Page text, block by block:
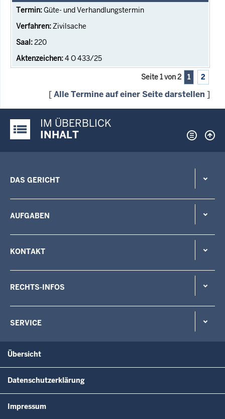
Güte- und Verhandlungstermin
Zivilsache
220
4 O 433/25
Seite 1 von 2 1 2
[Alle Termine auf einer Seite darstellen ]
Justiz-Portal im Überblick:
IM ÜBERBLICK
INHALT
DAS GERICHT
AUFGABEN
KONTAKT
RECHTS-INFOS
SERVICE
Übersicht
Datenschutzerklärung
Impressum